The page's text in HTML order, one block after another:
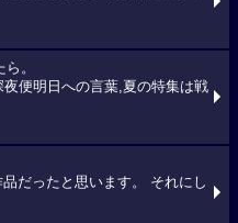
。
夜便明日への言葉,夏の特集は戦
だったと思います。 それにし